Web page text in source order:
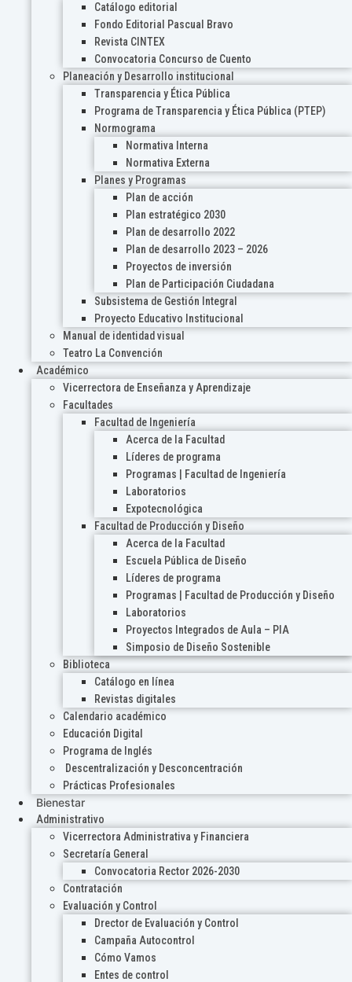
Catálogo editorial
Fondo Editorial Pascual Bravo
Revista CINTEX
Convocatoria Concurso de Cuento
Planeación y Desarrollo institucional
Transparencia y Ética Pública
Programa de Transparencia y Ética Pública (PTEP)
Normograma
Normativa Interna
Normativa Externa
Planes y Programas
Plan de acción
Plan estratégico 2030
Plan de desarrollo 2022
Plan de desarrollo 2023 – 2026
Proyectos de inversión
Plan de Participación Ciudadana
Subsistema de Gestión Integral
Proyecto Educativo Institucional
Manual de identidad visual
Teatro La Convención
Académico
Vicerrectora de Enseñanza y Aprendizaje
Facultades
Facultad de Ingeniería
Acerca de la Facultad
Líderes de programa
Programas | Facultad de Ingeniería
Laboratorios
Expotecnológica
Facultad de Producción y Diseño
Acerca de la Facultad
Escuela Pública de Diseño
Líderes de programa
Programas | Facultad de Producción y Diseño
Laboratorios
Proyectos Integrados de Aula – PIA
Simposio de Diseño Sostenible
Biblioteca
Catálogo en línea
Revistas digitales
Calendario académico
Educación Digital
Programa de Inglés
Descentralización y Desconcentración
Prácticas Profesionales
Bienestar
Administrativo
Vicerrectora Administrativa y Financiera
Secretaría General
Convocatoria Rector 2026-2030
Contratación
Evaluación y Control
Drector de Evaluación y Control
Campaña Autocontrol
Cómo Vamos
Entes de control